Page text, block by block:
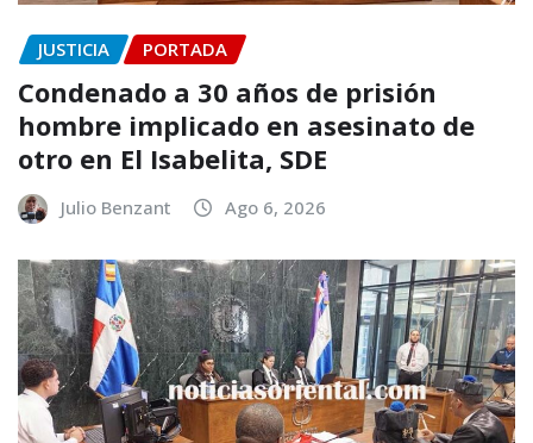
JUSTICIA PORTADA
Condenado a 30 años de prisión
hombre implicado en asesinato de
otro en El Isabelita, SDE
Julio Benzant Ago 6, 2026